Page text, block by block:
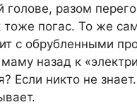
голове, разом
тоже погас. То же
с обрубленными
назад к
Если никто не